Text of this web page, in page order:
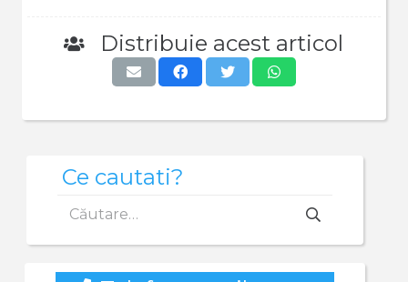
Distribuie acest articol
Ce cautati?
după: